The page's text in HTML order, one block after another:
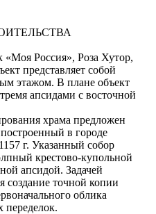
«Моя Россия», Роза Хутор,
представляет собой
этажом. В плане объект
апсидами с восточной
храма предложен
в городе
г. Указанный собор
крестово-купольной
апсидой. Задачей
создание точной копии
облика
переделок.